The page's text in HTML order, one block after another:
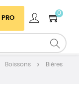
PRO
0
Boissons
Bières